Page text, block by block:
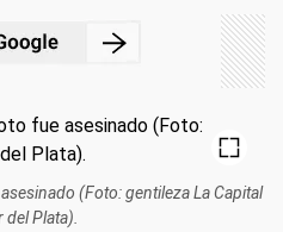
(Foto: gentileza La Capital
del Plata).